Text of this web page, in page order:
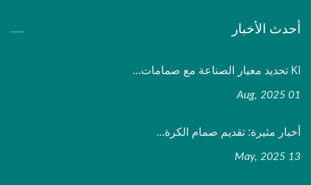
أحدث الأخبار
KI تحديد معيار الصناعة مع صمامات...
01 Aug, 2025
أخبار مثيرة: تقديم صمام الكرة...
13 May, 2025